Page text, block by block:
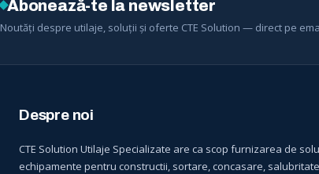
Abonează-te la newsletter
Noutăți despre utilaje, soluții și oferte CTE Solution — direct pe
Despre noi
CTE Solution Utilaje Specializate are ca scop furnizarea de
echipamente pentru constructii, sortare, concasare,